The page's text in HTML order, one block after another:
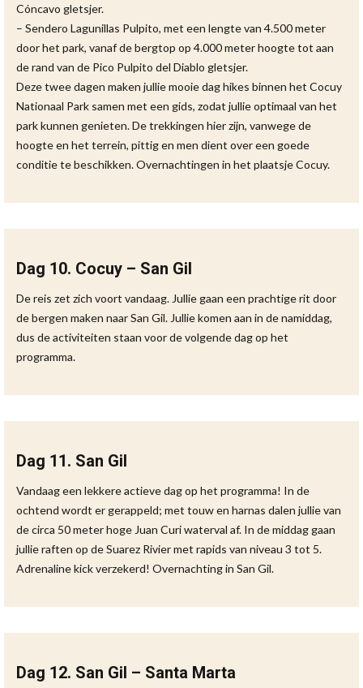
Cóncavo gletsjer.
– Sendero Lagunillas Pulpito, met een lengte van 4.500 meter
door het park, vanaf de bergtop op 4.000 meter hoogte tot aan
de rand van de Pico Pulpito del Diablo gletsjer.
Deze twee dagen maken jullie mooie dag hikes binnen het Cocuy
Nationaal Park samen met een gids, zodat jullie optimaal van het
park kunnen genieten. De trekkingen hier zijn, vanwege de
hoogte en het terrein, pittig en men dient over een goede
conditie te beschikken. Overnachtingen in het plaatsje Cocuy.
Dag 10. Cocuy – San Gil
De reis zet zich voort vandaag. Jullie gaan een prachtige rit door
de bergen maken naar San Gil. Jullie komen aan in de namiddag,
dus de activiteiten staan voor de volgende dag op het
programma.
Dag 11. San Gil
Vandaag een lekkere actieve dag op het programma! In de
ochtend wordt er gerappeld; met touw en harnas dalen jullie van
de circa 50 meter hoge Juan Curi waterval af. In de middag gaan
jullie raften op de Suarez Rivier met rapids van niveau 3 tot 5.
Adrenaline kick verzekerd! Overnachting in San Gil.
Dag 12. San Gil – Santa Marta